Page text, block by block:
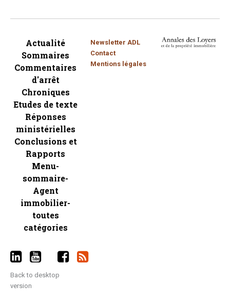
Actualité
Sommaires
Commentaires
d'arrêt
Chroniques
Etudes de texte
Réponses
ministérielles
Conclusions et
Rapports
Menu-
sommaire-
Agent
immobilier-
toutes
catégories
Newsletter ADL
Contact
Mentions légales
Back to desktop
version